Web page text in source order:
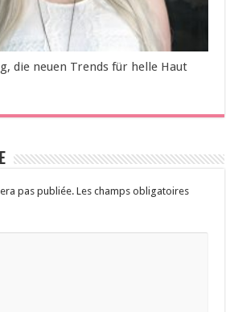
die neuen Trends für helle Haut
pas publiée. Les champs obligatoires